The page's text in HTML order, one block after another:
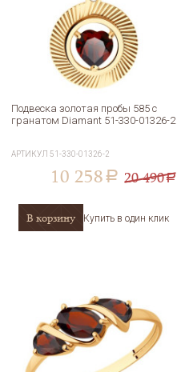
Подвеска золотая пробы 585 с
гранатом Diamant 51-330-01326-2
АРТИКУЛ51-330-01326-2
10 258 a 20 490a
В корзину Купить в один клик